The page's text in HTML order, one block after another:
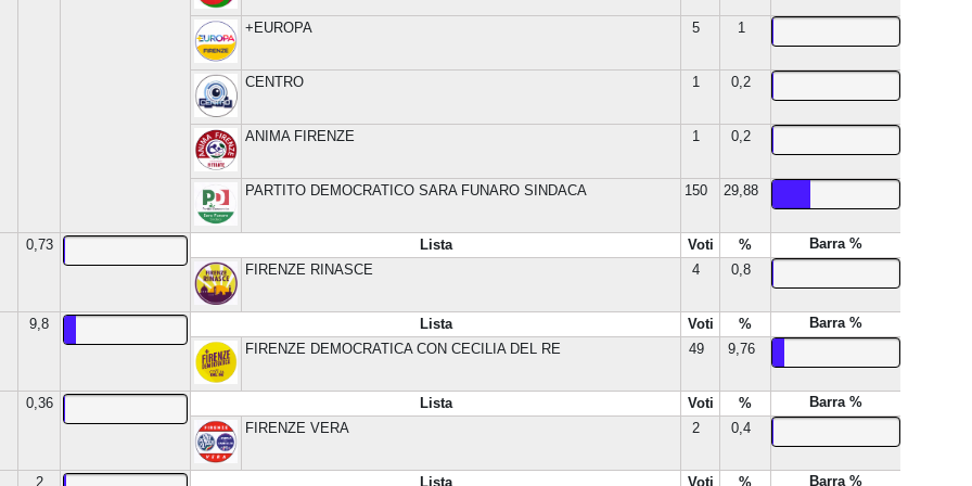
+EUROPA 5 1
CENTRO 1 0,2
ANIMA FIRENZE 1 0,2
PARTITO DEMOCRATICO SARA FUNARO SINDACA 150 29,88
0,73 Lista Voti %
Barra %
FIRENZE RINASCE
4 0,8
9,8 Lista Voti %
Barra %
FIRENZE DEMOCRATICA CON CECILIA DEL RE
49 9,76
0,36 Lista Voti %
Barra %
FIRENZE VERA
2 0,4
2 Lista Voti % Barra %